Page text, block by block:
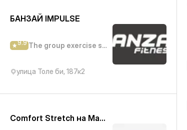
БАНЗАЙ IMPULSE
9.9 The group exercise studio
улица Толе би, 187к2
Comfort Stretch на Макатаева